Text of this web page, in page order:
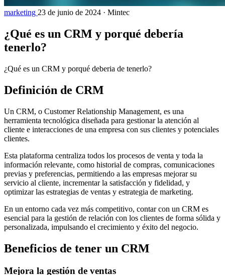
marketing 23 de junio de 2024 · Mintec
¿Qué es un CRM y porqué debería
tenerlo?
¿Qué es un CRM y porqué deberia de tenerlo?
Definición de CRM
Un CRM, o Customer Relationship Management, es una
herramienta tecnológica diseñada para gestionar la atención al
cliente e interacciones de una empresa con sus clientes y potenciales
clientes.
Esta plataforma centraliza todos los procesos de venta y toda la
información relevante, como historial de compras, comunicaciones
previas y preferencias, permitiendo a las empresas mejorar su
servicio al cliente, incrementar la satisfacción y fidelidad, y
optimizar las estrategias de ventas y estrategia de marketing.
En un entorno cada vez más competitivo, contar con un CRM es
esencial para la gestión de relación con los clientes de forma sólida y
personalizada, impulsando el crecimiento y éxito del negocio.
Beneficios de tener un CRM
Mejora la gestión de ventas